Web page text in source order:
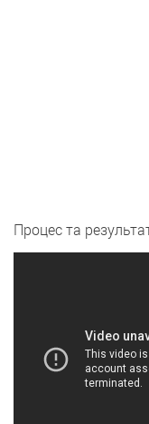
Процес та